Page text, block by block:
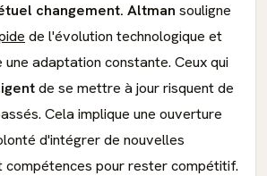
changement. Altman souligne
de l'évolution technologique et
adaptation constante. Ceux qui
de se mettre à jour risquent de
Cela implique une ouverture
d'intégrer de nouvelles
compétences pour rester compétitif.